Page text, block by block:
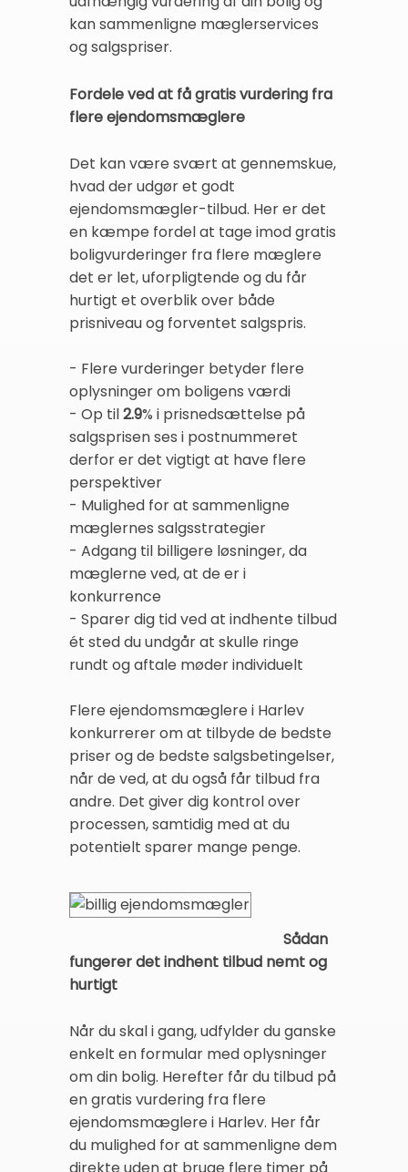
kan sammenligne mæglerservices
og salgspriser.
Fordele ved at få gratis vurdering fra
flere ejendomsmæglere
Det kan være svært at gennemskue,
hvad der udgør et godt
ejendomsmægler-tilbud. Her er det
en kæmpe fordel at tage imod gratis
boligvurderinger fra flere mæglere
det er let, uforpligtende og du får
hurtigt et overblik over både
prisniveau og forventet salgspris.
- Flere vurderinger betyder flere
oplysninger om boligens værdi
- Op til2.9% i prisnedsættelse på
salgsprisen ses i postnummeret
derfor er det vigtigt at have flere
perspektiver
- Mulighed for at sammenligne
mæglernes salgsstrategier
- Adgang til billigere løsninger, da
mæglerne ved, at de er i
konkurrence
- Sparer dig tid ved at indhente tilbud
ét sted du undgår at skulle ringe
rundt og aftale møder individuelt
Flere ejendomsmæglere i Harlev
konkurrerer om at tilbyde de bedste
priser og de bedste salgsbetingelser,
når de ved, at du også får tilbud fra
andre. Det giver dig kontrol over
processen, samtidig med at du
potentielt sparer mange penge.
Sådan
fungerer det indhent tilbud nemt og
hurtigt
Når du skal i gang, udfylder du ganske
enkelt en formular med oplysninger
om din bolig. Herefter får du tilbud på
en gratis vurdering fra flere
ejendomsmæglere i Harlev. Her får
du mulighed for at sammenligne dem